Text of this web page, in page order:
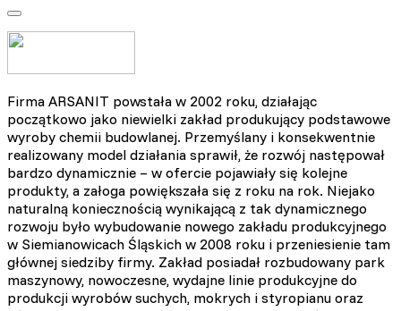
Firma ARSANIT powstała w 2002 roku, działając
początkowo jako niewielki zakład produkujący podstawowe
wyroby chemii budowlanej. Przemyślany i konsekwentnie
realizowany model działania sprawił, że rozwój następował
bardzo dynamicznie – w ofercie pojawiały się kolejne
produkty, a załoga powiększała się z roku na rok. Niejako
naturalną koniecznością wynikającą z tak dynamicznego
rozwoju było wybudowanie nowego zakładu produkcyjnego
w Siemianowicach Śląskich w 2008 roku i przeniesienie tam
głównej siedziby firmy. Zakład posiadał rozbudowany park
maszynowy, nowoczesne, wydajne linie produkcyjne do
produkcji wyrobów suchych, mokrych i styropianu oraz